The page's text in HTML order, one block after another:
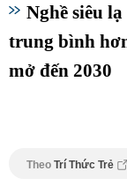
Nghề siêu
trung bình
mở đến 2030
Theo Trí Thức Trẻ